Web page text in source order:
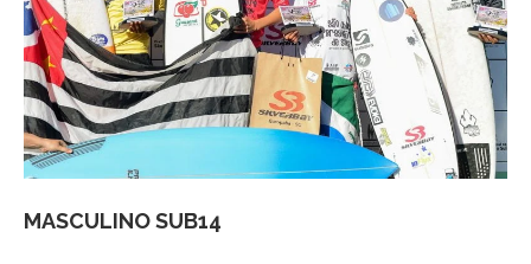
MASCULINO SUB14